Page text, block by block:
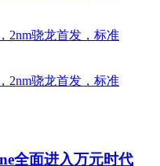
全面进入万元时代